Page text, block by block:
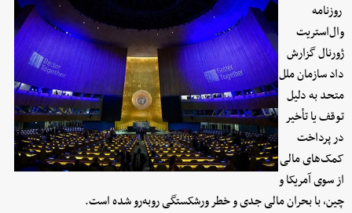
روزنامه
وال‌استریت
ژورنال گزارش
داد سازمان ملل
متحد به دلیل
توقف یا تأخیر
در پرداخت
کمک‌های مالی
از سوی آمریکا و
چین، با بحران مالی جدی و خطر ورشکستگی روبه‌رو شده است.